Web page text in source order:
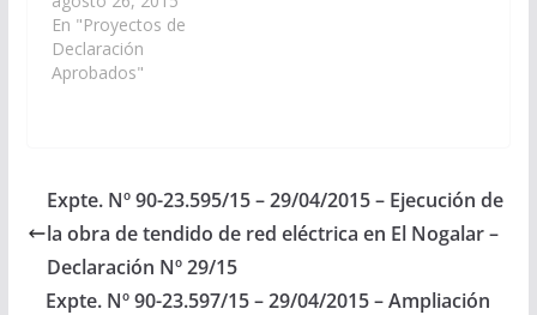
de Presupuesto
General de la Provincia
- Ejercicio 2.016, las
avenida de enlace
entre avenida España y
Los Inmigrantes,
continuación de calle
San Martín, en…
En "Proyectos de
Declaración
Aprobados"
Expte. Nº 90-23.595/15 – 29/04/2015 – Ejecución de
la obra de tendido de red eléctrica en El Nogalar –
Declaración Nº 29/15
Expte. Nº 90-23.597/15 – 29/04/2015 – Ampliación